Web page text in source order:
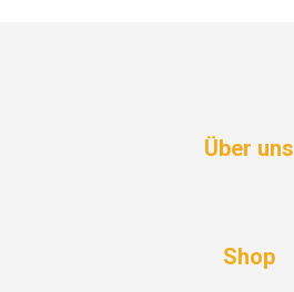
Über uns
Shop